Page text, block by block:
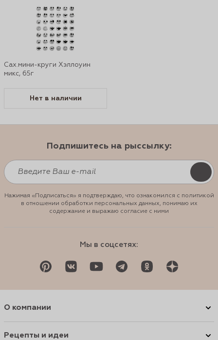
Сах.мини-круги Хэллоуин
микс, 65г
Нет в наличии
Подпишитесь на рыссылку:
Нажимая «Подписаться» я подтверждаю, что ознакомился с политикой
в отношении обработки персональных данных, понимаю их
содержание и выражаю согласие с ними
Мы в соцсетях:
О компании
Рецепты и идеи